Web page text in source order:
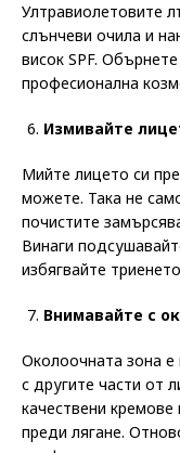
Ултравиолетовите
слънчеви очила и
висок SPF.
професионална
Измивайте
Мийте лицето си
можете. Така не
почистите
Винаги
избягвайте
Внимавайте с
Околоочната зона е
с другите части от
качествени
преди лягане.